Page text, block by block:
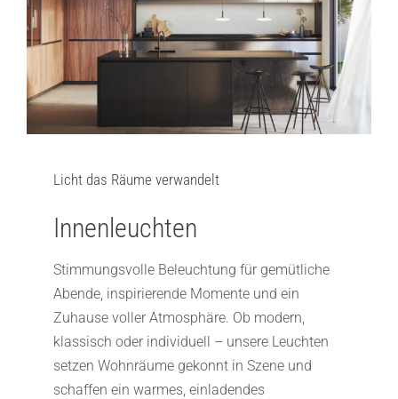
Licht das Räume verwandelt
Innenleuchten
Stimmungsvolle Beleuchtung für gemütliche
Abende, inspirierende Momente und ein
Zuhause voller Atmosphäre. Ob modern,
klassisch oder individuell – unsere Leuchten
setzen Wohnräume gekonnt in Szene und
schaffen ein warmes, einladendes